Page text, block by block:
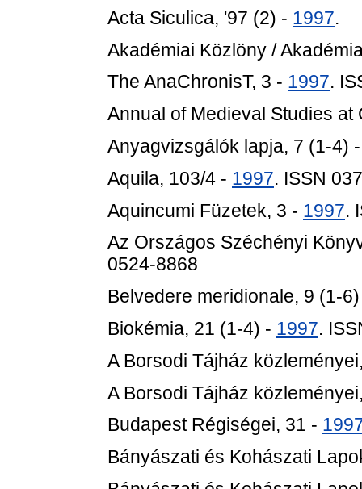
Acta Siculica, '97 (2) - 1997.
Akadémiai Közlöny /
The AnaChronisT, 3 - 1997.
Annual of Medieval Studies at
Anyagvizsgálók lapja, 7 (1-4)
Aquila, 103/4 - 1997. ISSN
Aquincumi Füzetek, 3 - 1997.
Az Országos Széchényi
0524-8868
Belvedere meridionale, 9 (1-
Biokémia, 21 (1-4) - 1997.
A Borsodi Tájház
A Borsodi Tájház
Budapest Régiségei, 31 -
Bányászati és Kohászati